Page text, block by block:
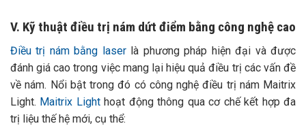
V. Kỹ thuật điều trị nám dứt điểm bằng công nghệ cao
Điều trị nám bằng laserlà phương pháp hiện đại và được
đánh giá cao trong việc mang lại hiệu quả điều trị các vấn đề
về nám. Nổi bật trong đó có công nghệ điều trị nám Maitrix
Light. Maitrix Lighthoạt động thông qua cơ chế kết hợp đa
trị liệu thế hệ mới, cụ thể: